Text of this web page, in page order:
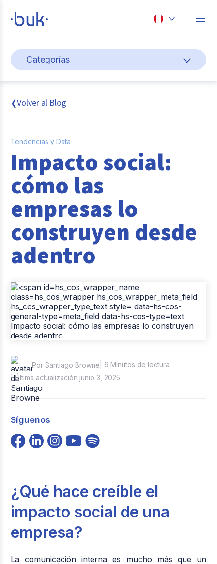
Perú
Categorías
Gestión de personas
Cultura y bienestar laboral
Sistema pagos y planillas
Entrevistas
Buk
Reclutamiento y selección de personal
Casos de éxito
Tendencias y Data
Pago de nómina
Reclutamiento y Selección
❮Volver al Blog
Tendencias y Data
Impacto social:
cómo las
empresas lo
construyen desde
adentro
Por Santiago Browne | 6 Minutos de lectura
| Última actualización junio 3, 2025
Síguenos
¿Qué hace creíble el
impacto social de una
empresa?
La comunicación interna es mucho más que un